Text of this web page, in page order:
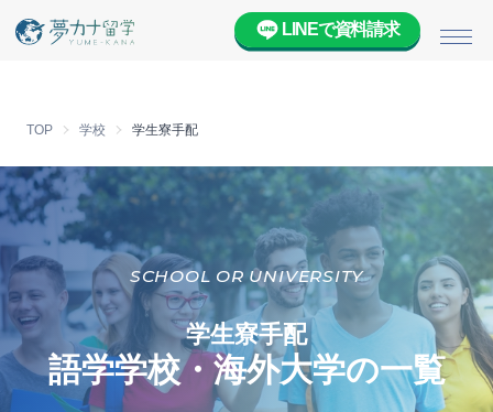
メ
LINEで資料請求
TOP 学校 学生寮手配
SCHOOL OR UNIVERSITY
学生寮手配
語学学校・海外大学の一覧